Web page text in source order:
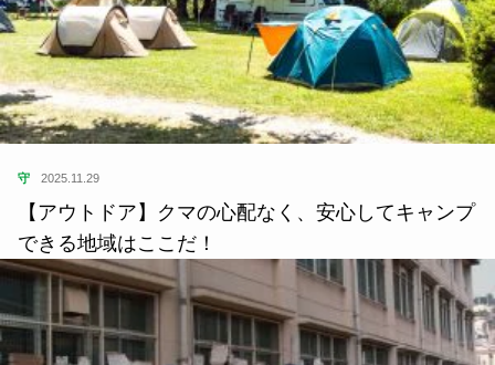
守 2025.11.29
【アウトドア】クマの心配なく、安心してキャンプ
できる地域はここだ！